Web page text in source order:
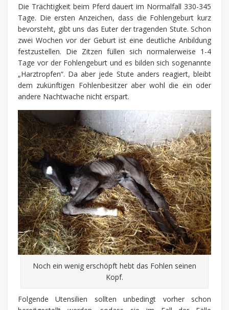
Die Trächtigkeit beim Pferd dauert im Normalfall 330-345
Tage. Die ersten Anzeichen, dass die Fohlengeburt kurz
bevorsteht, gibt uns das Euter der tragenden Stute. Schon
zwei Wochen vor der Geburt ist eine deutliche Anbildung
festzustellen. Die Zitzen füllen sich normalerweise 1-4
Tage vor der Fohlengeburt und es bilden sich sogenannte
„Harztropfen“. Da aber jede Stute anders reagiert, bleibt
dem zukünftigen Fohlenbesitzer aber wohl die ein oder
andere Nachtwache nicht erspart.
Noch ein wenig erschöpft hebt das Fohlen seinen
Kopf.
Folgende Utensilien sollten unbedingt vorher schon